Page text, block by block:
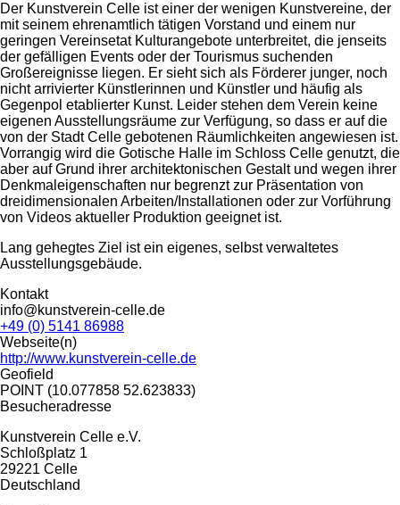
Der Kunstverein Celle ist einer der wenigen Kunstvereine, der
mit seinem ehrenamtlich tätigen Vorstand und einem nur
geringen Vereinsetat Kulturangebote unterbreitet, die jenseits
der gefälligen Events oder der Tourismus suchenden
Großereignisse liegen. Er sieht sich als Förderer junger, noch
nicht arrivierter Künstlerinnen und Künstler und häufig als
Gegenpol etablierter Kunst. Leider stehen dem Verein keine
eigenen Ausstellungsräume zur Verfügung, so dass er auf die
von der Stadt Celle gebotenen Räumlichkeiten angewiesen ist.
Vorrangig wird die Gotische Halle im Schloss Celle genutzt, die
aber auf Grund ihrer architektonischen Gestalt und wegen ihrer
Denkmaleigenschaften nur begrenzt zur Präsentation von
dreidimensionalen Arbeiten/Installationen oder zur Vorführung
von Videos aktueller Produktion geeignet ist.
Lang gehegtes Ziel ist ein eigenes, selbst verwaltetes
Ausstellungsgebäude.
Kontakt
info@kunstverein-celle.de
+49 (0) 5141 86988
Webseite(n)
http://www.kunstverein-celle.de
Geofield
POINT (10.077858 52.623833)
Besucheradresse
Kunstverein Celle e.V.
Schloßplatz 1
29221 Celle
Deutschland